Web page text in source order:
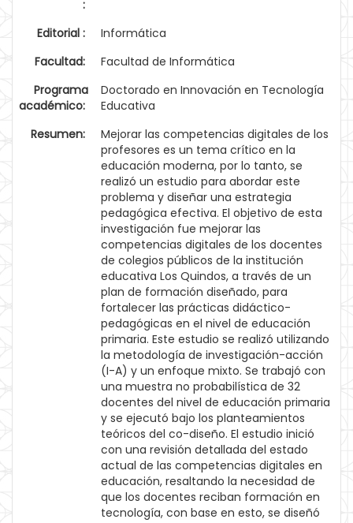
:
Editorial :
Informática
Facultad:
Facultad de Informática
Programa
académico:
Doctorado en Innovación en Tecnología
Educativa
Resumen:
Mejorar las competencias digitales de los
profesores es un tema crítico en la
educación moderna, por lo tanto, se
realizó un estudio para abordar este
problema y diseñar una estrategia
pedagógica efectiva. El objetivo de esta
investigación fue mejorar las
competencias digitales de los docentes
de colegios públicos de la institución
educativa Los Quindos, a través de un
plan de formación diseñado, para
fortalecer las prácticas didáctico-
pedagógicas en el nivel de educación
primaria. Este estudio se realizó utilizando
la metodología de investigación-acción
(I-A) y un enfoque mixto. Se trabajó con
una muestra no probabilística de 32
docentes del nivel de educación primaria
y se ejecutó bajo los planteamientos
teóricos del co-diseño. El estudio inició
con una revisión detallada del estado
actual de las competencias digitales en
educación, resaltando la necesidad de
que los docentes reciban formación en
tecnología, con base en esto, se diseñó